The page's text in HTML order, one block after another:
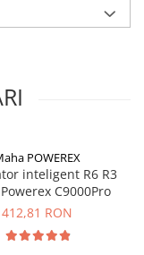
POWEREX
inteligent R6 R3
C9000Pro
412,81 RON